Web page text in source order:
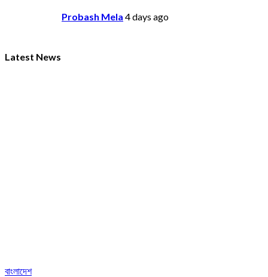
Probash Mela 4 days ago
Latest News
বাংলাদেশ